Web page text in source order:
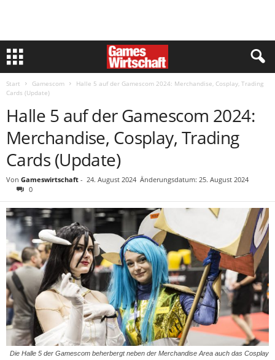
Start Gamescom
Halle 5 auf der Gamescom 2024: Merchandise, Cosplay, Trading
Cards (Update)
Halle 5 auf der Gamescom 2024:
Merchandise, Cosplay, Trading
Cards (Update)
Von Gameswirtschaft - 24. August 2024 Änderungsdatum: 25. August 2024
0
Die Halle 5 der Gamescom beherbergt neben der Merchandise Area auch das Cosplay